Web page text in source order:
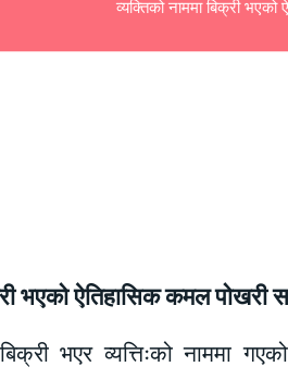
व्यक्तिको नाममा बिक्री
भएको ऐतिहासिक कमल पोखरी
भएर व्यत्तिःको नाममा